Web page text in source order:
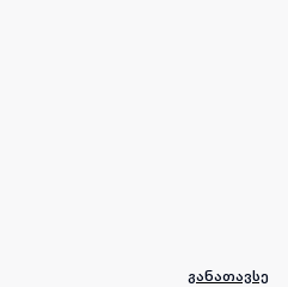
განათავსე